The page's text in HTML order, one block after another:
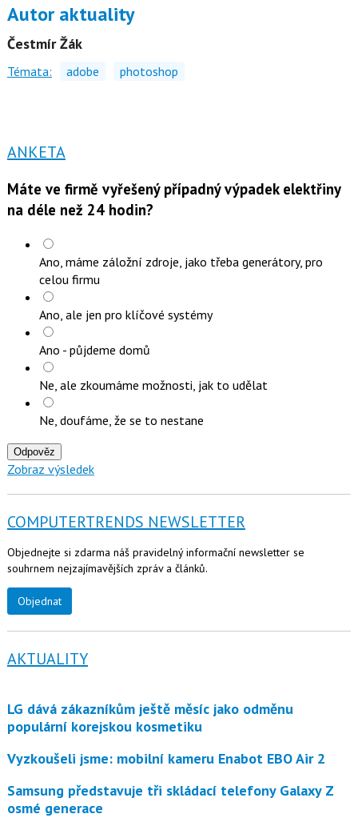
Autor aktuality
Čestmír Žák
Témata: adobe photoshop
ANKETA
Máte ve firmě vyřešený případný výpadek elektřiny
na déle než 24 hodin?
Ano, máme záložní zdroje, jako třeba generátory, pro
celou firmu
Ano, ale jen pro klíčové systémy
Ano - půjdeme domů
Ne, ale zkoumáme možnosti, jak to udělat
Ne, doufáme, že se to nestane
Odpověz
Zobraz výsledek
COMPUTERTRENDS NEWSLETTER
Objednejte si zdarma náš pravidelný informační newsletter se
souhrnem nejzajímavějších zpráv a článků.
Objednat
AKTUALITY
LG dává zákazníkům ještě měsíc jako odměnu
populární korejskou kosmetiku
Vyzkoušeli jsme: mobilní kameru Enabot EBO Air 2
Samsung představuje tři skládací telefony Galaxy Z
osmé generace